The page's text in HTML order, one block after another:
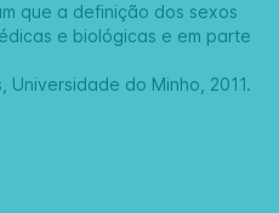
que a definição dos sexos
e biológicas e em parte
Universidade do Minho, 2011.